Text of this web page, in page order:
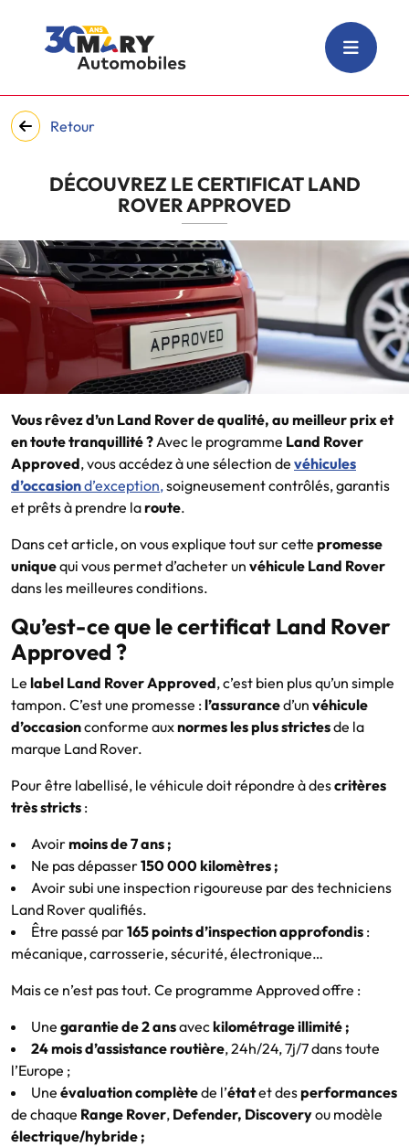
Retour
DÉCOUVREZ LE CERTIFICAT LAND
ROVER APPROVED
Vous rêvez d’un Land Rover de qualité, au meilleur prix et
en toute tranquillité ?Avec le programme Land Rover
Approved, vous accédez à une sélection de véhicules
d’occasiond’exception,soigneusement contrôlés, garantis
et prêts à prendre laroute.
Dans cet article, on vous explique tout sur cette promesse
uniquequi vous permet d’acheter un véhicule Land Rover
dans les meilleures conditions.
Qu’est-ce que le certificat Land Rover
Approved ?
Le label Land Rover Approved, c’est bien plus qu’un simple
tampon. C’est une promesse :l’assuranced’un véhicule
d’occasionconforme auxnormes les plus strictesde la
marque Land Rover.
Pour être labellisé, le véhicule doit répondre à descritères
très stricts :
Avoirmoins de 7 ans ;
Ne pas dépasser150 000 kilomètres ;
Avoir subi une inspection rigoureuse par des techniciens
Land Rover qualifiés.
Être passé par165 points d’inspection approfondis :
mécanique, carrosserie, sécurité, électronique…
Mais ce n’est pas tout. Ce programme Approved offre :
Une garantie de 2 ansaveckilométrage illimité ;
24 mois d’assistance routière, 24h/24, 7j/7 dans toute
l’Europe ;
Une évaluation complètede l’étatet desperformances
de chaque Range Rover, Defender, Discoveryou modèle
électrique/hybride ;